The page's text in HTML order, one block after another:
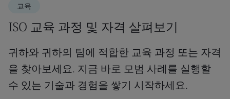
교육
ISO 교육 과정 및 자격 살펴보기
귀하와 귀하의 팀에 적합한 교육 과정 또는 자격
을 찾아보세요. 지금 바로 모범 사례를 실행할
수 있는 기술과 경험을 쌓기 시작하세요.